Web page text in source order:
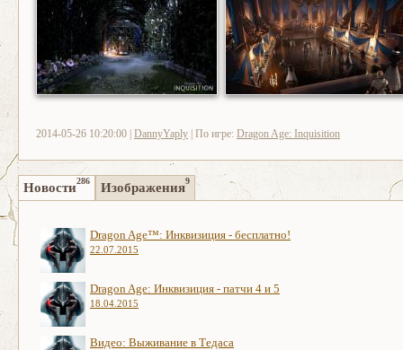
2014-05-26 10:20:00 | DannyYaply | По игре: Dragon Age: Inquisition
Новости286 Изображения9
Dragon Age™: Инквизиция - бесплатно!
22.07.2015
Dragon Age: Инквизиция - патчи 4 и 5
18.04.2015
Видео: Выживание в Тедаса